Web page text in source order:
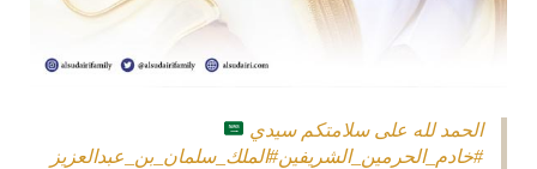
الحمد لله على سلامتكم سيدي
#خادم_الحرمين_الشريفين#الملك_سلمان_بن_عبدالعزيز